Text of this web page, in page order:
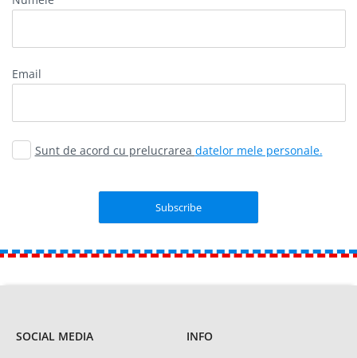
email
Sunt de acord cu prelucrarea datelor mele personale.
SOCIAL MEDIA INFO